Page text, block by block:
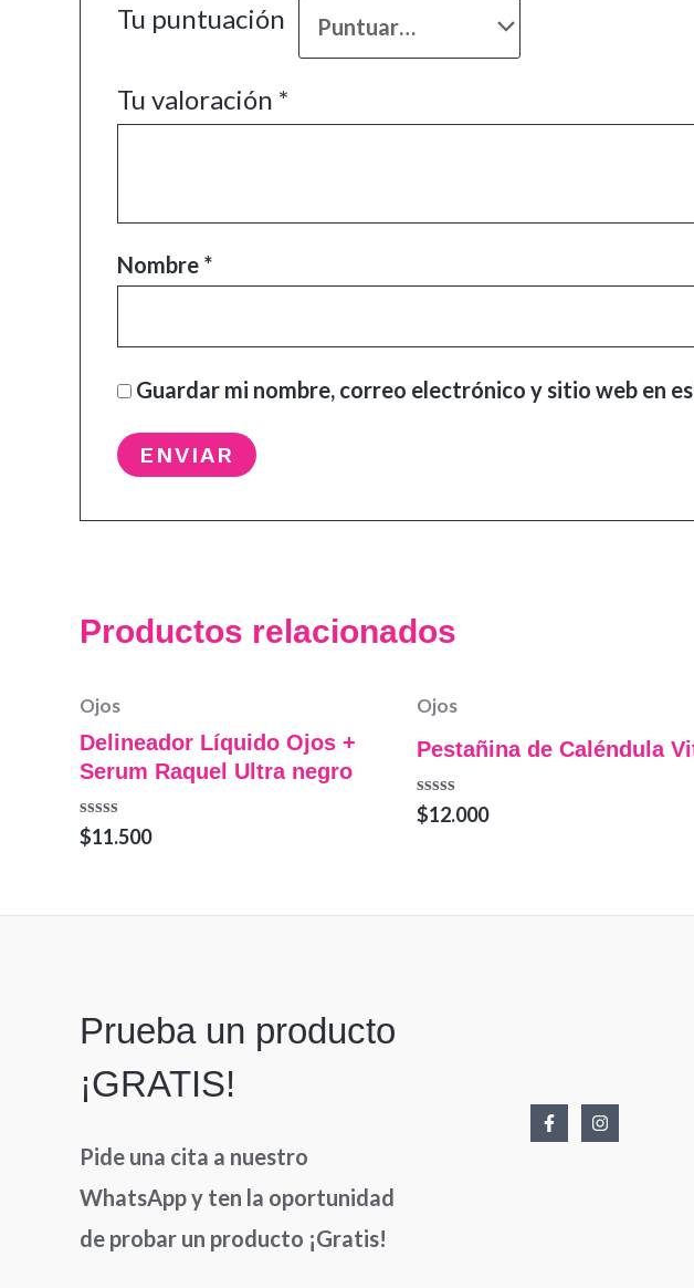
Tu puntuación
Tu valoración *
Nombre *
Guardar mi nombre, correo electrónico y sitio web en
Productos relacionados
Ojos
Delineador Líquido Ojos +
Serum Raquel Ultra negro
Valorado
en
$11.500
Ojos
Pestañina de Caléndula
Valorado
en
$12.000
Prueba un producto
¡GRATIS!
Pide una cita a nuestro
WhatsApp y ten la oportunidad
de probar un producto ¡Gratis!